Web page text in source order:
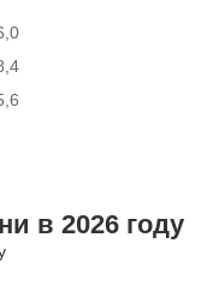
в 2026 году